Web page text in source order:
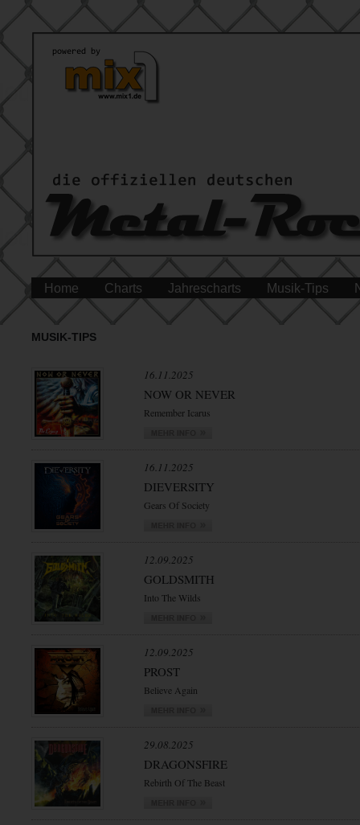
Home Charts Jahrescharts Musik-Tips
MUSIK-TIPS
16.11.2025
NOW OR NEVER
Remember Icarus
16.11.2025
DIEVERSITY
Gears Of Society
12.09.2025
GOLDSMITH
Into The Wilds
12.09.2025
PROST
Believe Again
29.08.2025
DRAGONSFIRE
Rebirth Of The Beast